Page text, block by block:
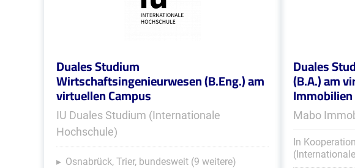
Duales Studium
Wirtschaftsingenieurwesen (B.Eng.) am
virtuellen Campus
IU Duales Studium (Internationale
Hochschule)
Osnabrück, Trier, bundesweit (9 weitere)
Duales
(B.A.) am
Immobilien
Mabo
In